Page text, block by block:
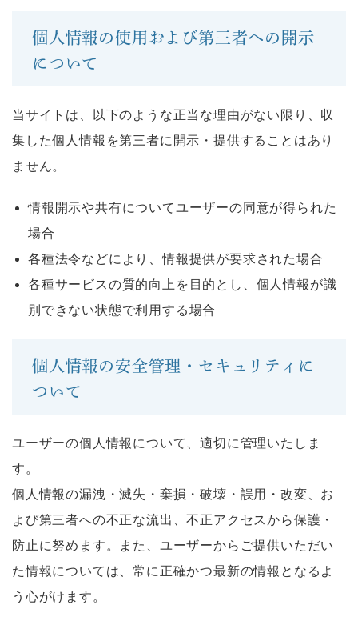
個人情報の使用および第三者への開示
について
当サイトは、以下のような正当な理由がない限り、収
集した個人情報を第三者に開示・提供することはあり
ません。
情報開示や共有についてユーザーの同意が得られた
場合
各種法令などにより、情報提供が要求された場合
各種サービスの質的向上を目的とし、個人情報が識
別できない状態で利用する場合
個人情報の安全管理・セキュリティに
ついて
ユーザーの個人情報について、適切に管理いたしま
す。
個人情報の漏洩・滅失・棄損・破壊・誤用・改変、お
よび第三者への不正な流出、不正アクセスから保護・
防止に努めます。また、ユーザーからご提供いただい
た情報については、常に正確かつ最新の情報となるよ
う心がけます。